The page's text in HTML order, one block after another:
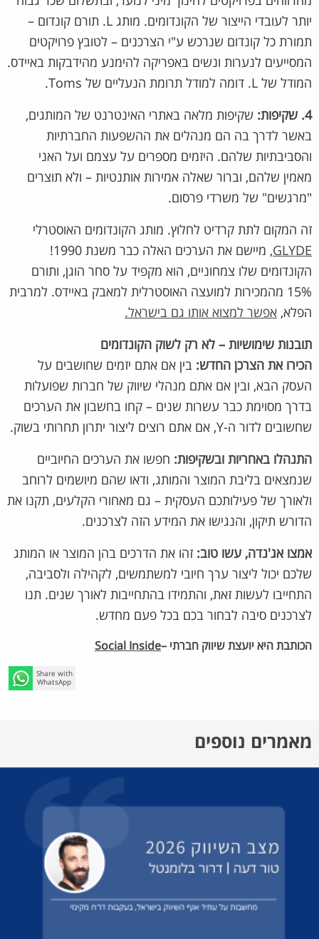
יותר לעובדי הייצור של הקונדומים. מותג L. תורם קונדום –
תמורת כל קונדום שנרכש ע"י הצרכנים – לטובץ פרויקטים
המסייעים לנערות ונשים באפריקה להימנע מהידבקות באיידס.
המודל של L. דומה למודל תרומת הנעליים של Toms.
4. שקיפות:
שקיפות מלאה באתרי האינטרנט של המותגים,
באשר לדרך בה הם מנהלים את ההשפעות החברתיות
והסביבתיות שלהם. היזמים מספרים על עצמם ועל האני
מאמין שלהם, וברור שאלה אמירות אותנטיות – ולא תוצרים
"מרגשים" של משרדי פרסום.
זה המקום לתת קרדיט לחלוץ. מותג הקונדומים האוסטרלי
GLYDE
, מיישם את הערכים האלה כבר משנת 1990!
הקונדומים שלו צמחוניים, הוא מקפיד על סחר הוגן, ותורם
15% מהמכירות למועצה האוסטרלית למאבק באיידס. למרבית
הפלא, אפשר למצוא אותו גם בישראל.
תובנות שימושיות – לא רק לשוק הקונדומים
הכירו את הצרכן החדש: בין אם אתם יזמים שחושבים על
העסק הבא, ובין אם אתם מנהלי שיווק של חברות שפועלות
בדרך מסוימת כבר עשרות שנים – קחו בחשבון את הערכים
שחשובים לדור ה-Y, אם אתם רוצים ליצור יתרון תחרותי בשוק.
התנהלו באחריות ובשקיפות: חפשו את הערכים החיוביים
שנמצאים בליבת המוצר והמותג, ודאו שהם מיושמים לרוחב
ולאורך של פעילותכם העסקית – גם מאחורי הקלעים, תקנו את
הדורש תיקון, והנגישו את המידע הזה לצרכנים.
אמצו אג'נדה, עשו טוב: זהו את הדרכים בהן המוצר או המותג
שלכם יכול ליצור ערך חיובי למשתמשים, לקהילה ולסביבה,
התחייבו לעשות זאת, והתמידו בהתחייבות לאורך שנים. תנו
לצרכנים סיבה לבחור בכם בכל פעם מחדש.
הכותבת היא יועצת שיווק חברתי –Social Inside
Share with
WhatsApp
מאמרים נוספים